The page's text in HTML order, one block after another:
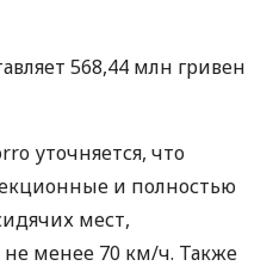
568,44 млн гривен
уточняется, что
и полностью
мест,
не менее 70 км/ч. Также